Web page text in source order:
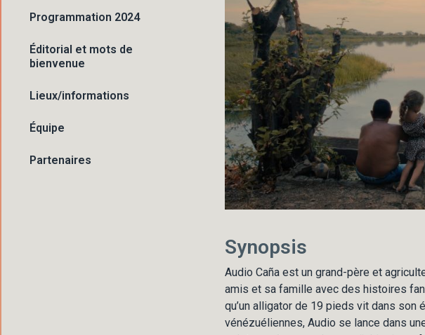
Programmation 2024
Éditorial et mots de
bienvenue
Lieux/informations
Équipe
Partenaires
Synopsis
Audio Caña est un grand-père et
amis et sa famille avec des histoires
qu’un alligator de 19 pieds vit dans son
vénézuéliennes, Audio se lance dans